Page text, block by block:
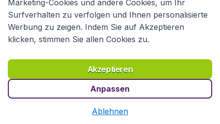
Keinerlei Beschränkungen für geimpfte Reisende.
Flughafen Zürich • 01 Nov.
Vor 1 Stunde gefunden
Mehr über Schweiz
Marketing-Cookies und andere Cookies, um Ihr
Surfverhalten zu verfolgen und Ihnen personalisierte
Werbung zu zeigen. Indem Sie auf Akzeptieren
klicken, stimmen Sie allen Cookies zu.
Akzeptieren
Anpassen
Ablehnen